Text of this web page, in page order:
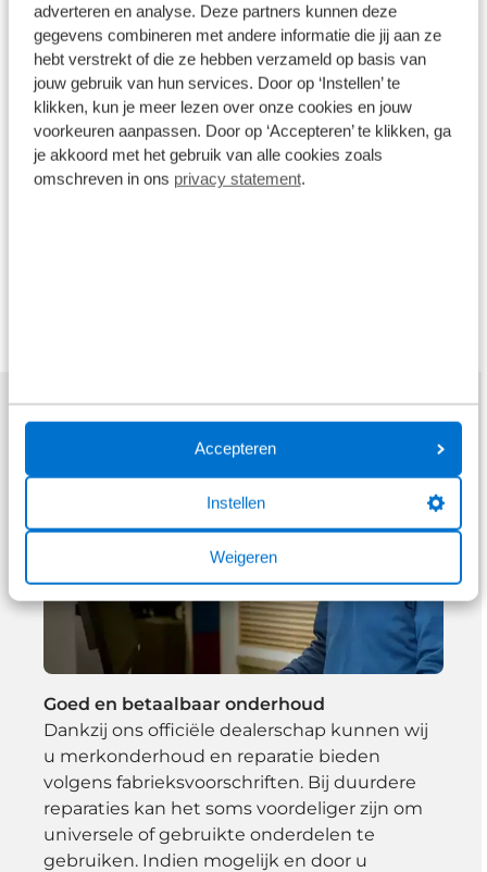
adverteren en analyse. Deze partners kunnen deze
gegevens combineren met andere informatie die jij aan ze
hebt verstrekt of die ze hebben verzameld op basis van
jouw gebruik van hun services. Door op ‘Instellen’ te
klikken, kun je meer lezen over onze cookies en jouw
voorkeuren aanpassen. Door op ‘Accepteren’ te klikken, ga
je akkoord met het gebruik van alle cookies zoals
omschreven in ons privacy statement.
Accepteren
Instellen
Weigeren
merkonderhoud verzekert u uzelf van onbezorgde
mobiliteit. Onze technici voeren het
merkonderhoud altijd uit volgens
fabrieksvoorschriften, daarbij gebruikmakend van
originele onderdelen. Daardoor behoudt u de
zekerheid van de fabrieksgarantie. Daarbij heeft u
garantie op alle werkzaamheden die wij uitvoeren
en op alle originele onderdelen die tijdens de
Goed en betaalbaar onderhoud
Dankzij ons officiële dealerschap kunnen wij
u merkonderhoud en reparatie bieden
volgens fabrieksvoorschriften. Bij duurdere
reparaties kan het soms voordeliger zijn om
universele of gebruikte onderdelen te
gebruiken. Indien mogelijk en door u